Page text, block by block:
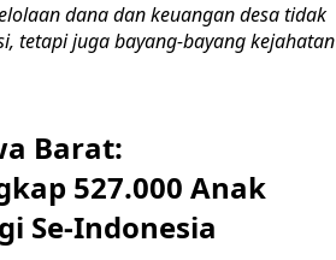
dana dan keuangan desa tidak
tetapi juga bayang-bayang kejahatan
Barat:
527.000 Anak
Se-Indonesia